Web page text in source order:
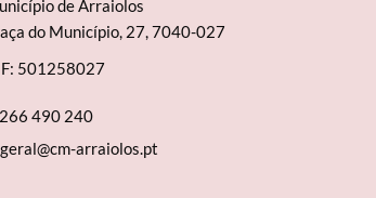
de Arraiolos
do Município, 27, 7040-027
501258027
266 490 240
geral@cm-arraiolos.pt